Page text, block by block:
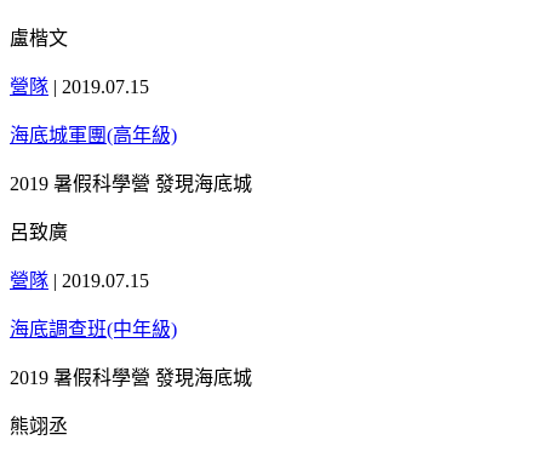
盧楷文
營隊 | 2019.07.15
海底城軍團(高年級)
2019 暑假科學營 發現海底城
呂致廣
營隊 | 2019.07.15
海底調查班(中年級)
2019 暑假科學營 發現海底城
熊翊丞